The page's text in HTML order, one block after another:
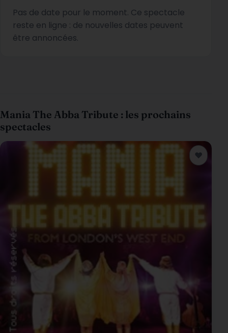
Pas de date pour le moment. Ce spectacle
reste en ligne : de nouvelles dates peuvent
être annoncées.
Mania The Abba Tribute : les prochains
spectacles
♥
Ajouter